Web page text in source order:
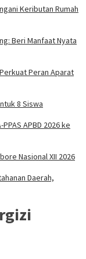
Keributan Rumah
Beri Manfaat Nyata
Peran Aparat
8 Siswa
APBD 2026 ke
Nasional XII 2026
Daerah,